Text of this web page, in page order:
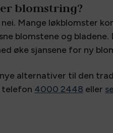
blomstring?
Mange løkblomster
blomstene og
øke sjansene for ny
alternativer til den
telefon 4000 2448 eller